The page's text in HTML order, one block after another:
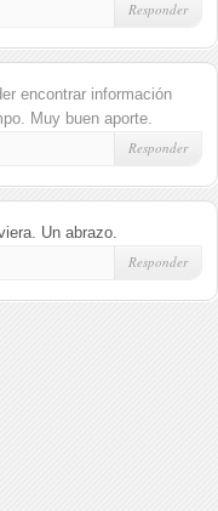
Responder
encontrar información
Muy buen aporte.
Responder
Un abrazo.
Responder